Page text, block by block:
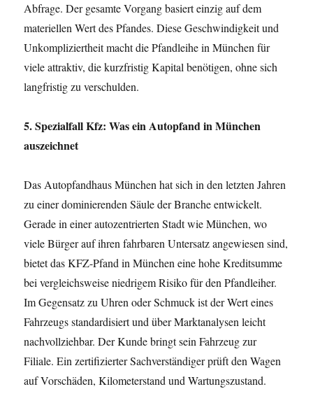
Abfrage. Der gesamte Vorgang basiert einzig auf dem
materiellen Wert des Pfandes. Diese Geschwindigkeit und
Unkompliziertheit macht die Pfandleihe in München für
viele attraktiv, die kurzfristig Kapital benötigen, ohne sich
langfristig zu verschulden.
5. Spezialfall Kfz: Was ein Autopfand in München
auszeichnet
Das Autopfandhaus München hat sich in den letzten Jahren
zu einer dominierenden Säule der Branche entwickelt.
Gerade in einer autozentrierten Stadt wie München, wo
viele Bürger auf ihren fahrbaren Untersatz angewiesen sind,
bietet das KFZ-Pfand in München eine hohe Kreditsumme
bei vergleichsweise niedrigem Risiko für den Pfandleiher.
Im Gegensatz zu Uhren oder Schmuck ist der Wert eines
Fahrzeugs standardisiert und über Marktanalysen leicht
nachvollziehbar. Der Kunde bringt sein Fahrzeug zur
Filiale. Ein zertifizierter Sachverständiger prüft den Wagen
auf Vorschäden, Kilometerstand und Wartungszustand.